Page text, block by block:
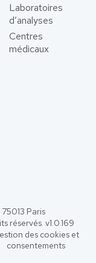
Laboratoires
d’analyses
Centres
médicaux
Paris
réservés. v1.0.169
des cookies et
consentements